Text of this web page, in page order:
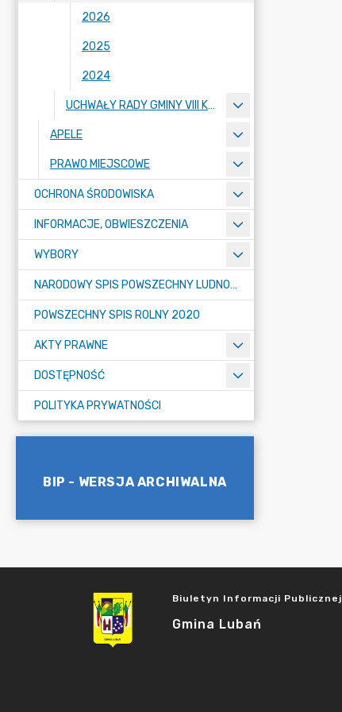
2026
2025
2024
UCHWAŁY RADY GMINY VIII KADENCJI 2018-2023
APELE
PRAWO MIEJSCOWE
OCHRONA ŚRODOWISKA
INFORMACJE, OBWIESZCZENIA
WYBORY
NARODOWY SPIS POWSZECHNY LUDNOŚCI I MIESZKAŃ W 2021
POWSZECHNY SPIS ROLNY 2020
AKTY PRAWNE
DOSTĘPNOŚĆ
POLITYKA PRYWATNOŚCI
BIP - WERSJA ARCHIWALNA
Biuletyn Informacji Publicznej
Gmina Lubań